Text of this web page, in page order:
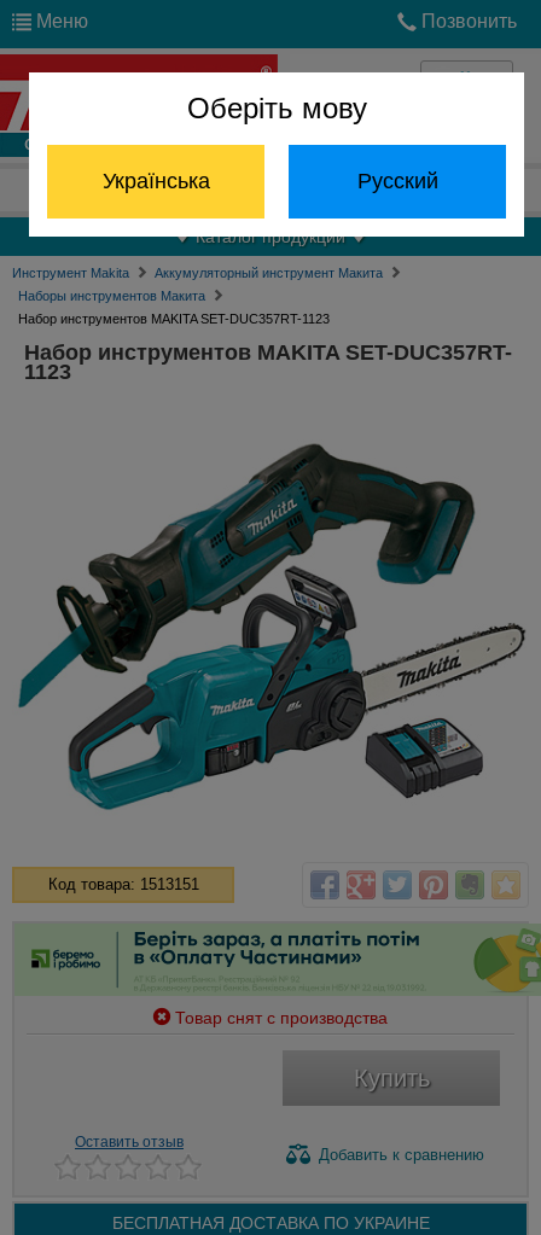
Оберіть мову
Українська Русский
Меню Позвонить
Войти
Отдел запчастей: (068) 824-24-24
Каталог продукции
Инструмент Makita
Аккумуляторный инструмент Макита
Наборы инструментов Макита
Набор инструментов MAKITA SET-DUC357RT-1123
Набор инструментов MAKITA SET-DUC357RT-
1123
Код товара: 1513151
Товар снят с производства
Купить
Оставить отзыв
Добавить к сравнению
БЕСПЛАТНАЯ ДОСТАВКА ПО УКРАИНЕ